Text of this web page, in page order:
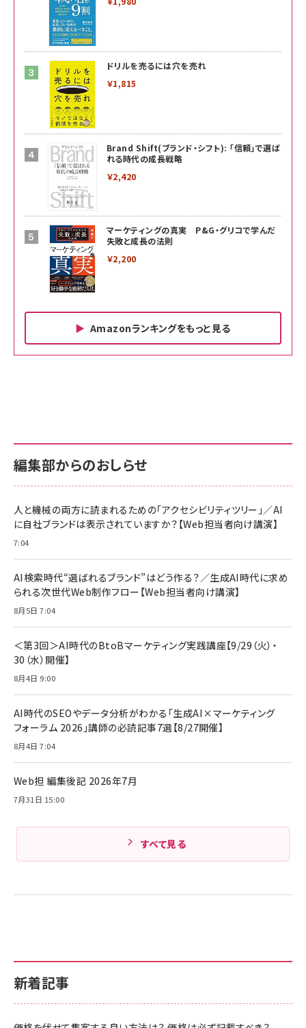
ドリルを売るには穴を売れ
￥1,815
Brand Shift(ブランド・シフト): 「信頼」で選ば
れる時代の成長戦略
￥2,420
マーケティングの真実 P&G・グリコで学んだ
失敗と成長の法則
￥2,200
Amazonランキングをもっと見る
￥880
anan(アンアン)2026/06/24号 No.2500増刊
スペシャルエディション[王道エンタメの矜持／
￥1,100
年後半、あなたの恋と運命／山田涼介]
￥880
Amazonランキングをもっと見る
サポート正規品 メーカー保証5年 KLMEA128G
NIMASO ガラスフィルム iPhone 17 用 保護フィ
すい ガイド枠付き いPhone17 (6.3インチ) 対応
2枚セット DSP25F1698
￥1,599
【New】Amazon Fire TV Stick HD | 手軽にスト
レイヤー
￥6,980
Anker Soundcore P31i (Bluetooth 6.1) 【完
全ワイヤレスイヤホン/アクティブノイズキャンセリ
ング/マルチポイント接続 / 最大50時間再生 / PSE
Anker PowerLine III Flow USB-C & USB-C
ケーブル Anker絡まないケーブル 240W 結束バン
ド付き USB PD対応 シリコン素材採用 iPhone
17 / 16 / 15 / Galaxy iPad Pro MacBook
Amazonランキングをもっと見る
サポート正規品 メーカー保証5年 KLMEA128G
Amazon eギフトカード - Amazonロゴ - クラ
￥5,000
ケーブル Anker絡まないケーブル 240W 結束バン
17 / 16 / 15 / Galaxy iPad Pro MacBook
Pro/Air 各種対応 (1.8m ミッドナイトブラック)
￥1,890
キャンペーン】
￥4,857
新着記事
編集部からのおしらせ
人と機械の両方に読まれるための「アクセシビリティツリー」／AI
に自社ブランドは表示されていますか？【Web担当者向け講演】
7:04
AI検索時代“選ばれるブランド”はどう作る？／生成AI時代に求め
られる次世代Web制作フロー【Web担当者向け講演】
8月5日 7:04
＜第3回＞AI時代のBtoBマーケティング実践講座【9/29（火）・
30（水）開催】
8月4日 9:00
AI時代のSEOやデータ分析がわかる「生成AI×マーケティング
フォーラム 2026」講師の必読記事7選【8/27開催】
8月4日 7:04
Web担 編集後記 2026年7月
7月31日 15:00
すべて見る